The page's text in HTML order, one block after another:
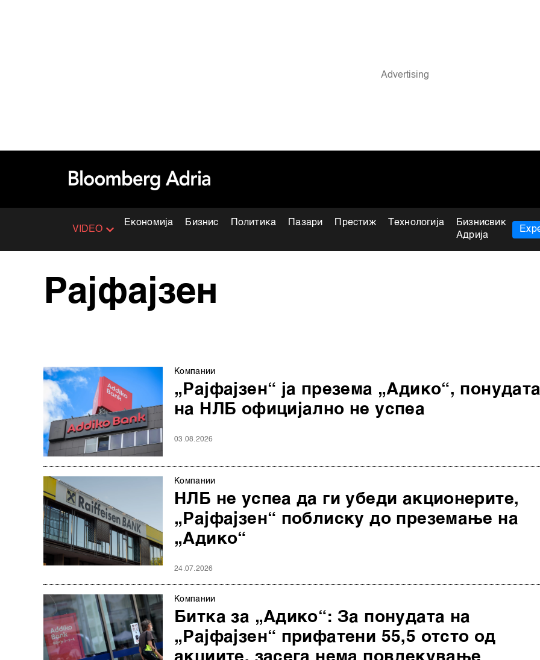
VIDEO
Економија Бизнис Политика Пазари Престиж Технологија
Бизнисвик
Адрија
Рајфајзен
Компании
„Рајфајзен“ ја презема „Адико“,
на НЛБ официјално не успеа
03.08.2026
Компании
НЛБ не успеа да ги убеди акционерите,
„Рајфајзен“ поблиску до преземање на
„Адико“
24.07.2026
Компании
Битка за „Адико“: За понудата на
„Рајфајзен“ прифатени 55,5 отсто од